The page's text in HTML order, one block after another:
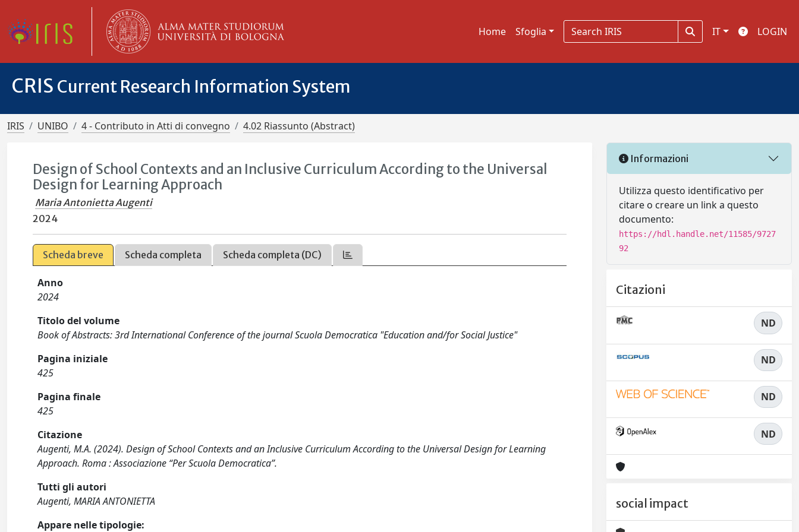
Home Sfoglia IT LOGIN
CRIS Current Research Information System
IRIS UNIBO 4 - Contributo in Atti di convegno 4.02 Riassunto (Abstract)
Design of School Contexts and an Inclusive Curriculum According to the Universal
Design for Learning Approach
Maria Antonietta Augenti
2024
Scheda breve Scheda completa Scheda completa (DC)
Anno
2024
Titolo del volume
Book of Abstracts: 3rd International Conference of the journal Scuola Democratica "Education and/for Social Justice"
Pagina iniziale
425
Pagina finale
425
Citazione
Augenti, M.A. (2024). Design of School Contexts and an Inclusive Curriculum According to the Universal Design for Learning
Approach. Roma : Associazione “Per Scuola Democratica”.
Tutti gli autori
Augenti, MARIA ANTONIETTA
Appare nelle tipologie:
Informazioni
Utilizza questo identificativo per
citare o creare un link a questo
documento:
https://hdl.handle.net/11585/9727
92
Citazioni
ND
ND
ND
ND
social impact